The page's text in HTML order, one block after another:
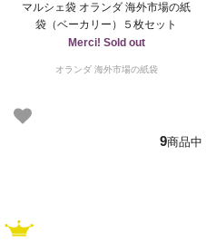
マルシェ袋 オランダ 海外市場の紙
袋（ベーカリー）５枚セット
Merci! Sold out
オランダ 海外市場の紙袋
9商品中